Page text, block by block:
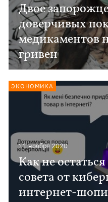
Двое
доверчивых
медикаментов
гривен
11 ноября 2020
Как не
совета от
интернет-
ЭКОНОМИКА